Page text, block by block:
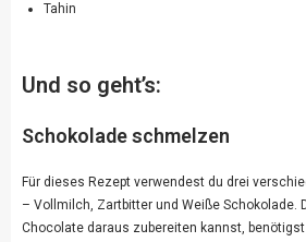
Tahin
Und so geht’s:
Schokolade schmelzen
Für dieses Rezept verwendest du drei
– Vollmilch, Zartbitter und Weiße Schokolade.
Chocolate daraus zubereiten kannst,